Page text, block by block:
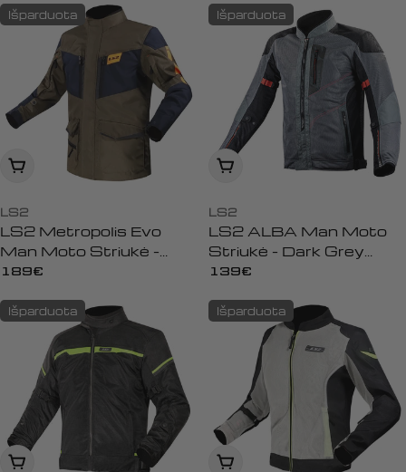
Išparduota
Peržiūrėti
LS2
LS2 Metropolis Evo
Man Moto Striukė -
Khaki Blue Orange
Įprasta
189€
Išparduota
Peržiūrėti
LS2
LS2 ALBA Man Moto
Striukė - Dark Grey
Black
Įprasta
139€
Išparduota
Peržiūrėti
Išparduota
Peržiūrėti